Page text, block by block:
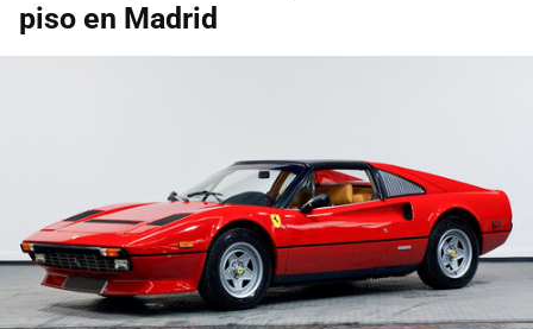
piso en Madrid